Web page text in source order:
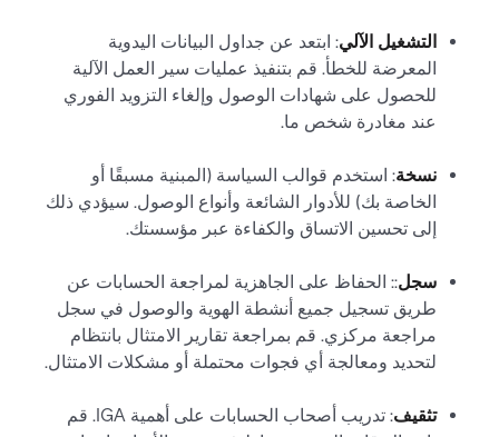
التشغيل الآلي: ابتعد عن جداول البيانات اليدوية
المعرضة للخطأ. قم بتنفيذ عمليات سير العمل الآلية
للحصول على شهادات الوصول وإلغاء التزويد الفوري
عند مغادرة شخص ما.
نسخة: استخدم قوالب السياسة (المبنية مسبقًا أو
الخاصة بك) للأدوار الشائعة وأنواع الوصول. سيؤدي ذلك
إلى تحسين الاتساق والكفاءة عبر مؤسستك.
سجل:: الحفاظ على الجاهزية لمراجعة الحسابات عن
طريق تسجيل جميع أنشطة الهوية والوصول في سجل
مراجعة مركزي. قم بمراجعة تقارير الامتثال بانتظام
لتحديد ومعالجة أي فجوات محتملة أو مشكلات الامتثال.
تثقيف
: تدريب أصحاب الحسابات على أهمية IGA. قم